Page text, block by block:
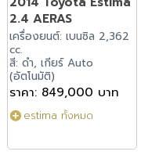
2.4 AERAS
เครื่องยนต์: เบนซิล 2,362
cc.
สี: ดำ, เกียร์ Auto
(อัตโนมัติ)
ราคา: 849,000 บาท
estima ทั้งหมด